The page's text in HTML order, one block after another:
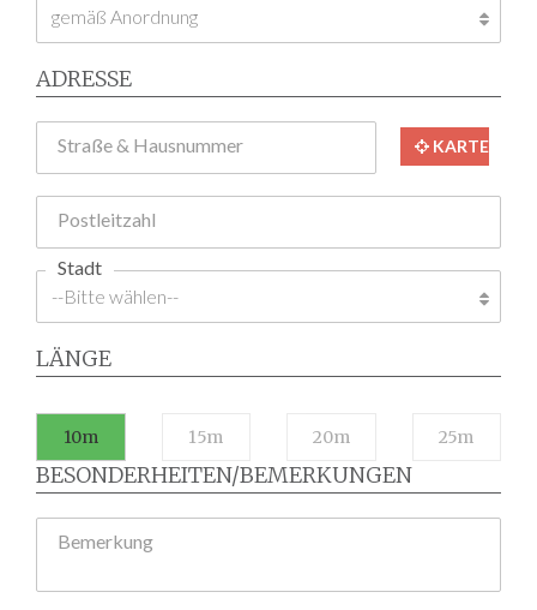
ADRESSE
Straße & Hausnummer KARTE
Postleitzahl
Stadt
LÄNGE
10m 15m 20m 25m
BESONDERHEITEN/BEMERKUNGEN
Bemerkung